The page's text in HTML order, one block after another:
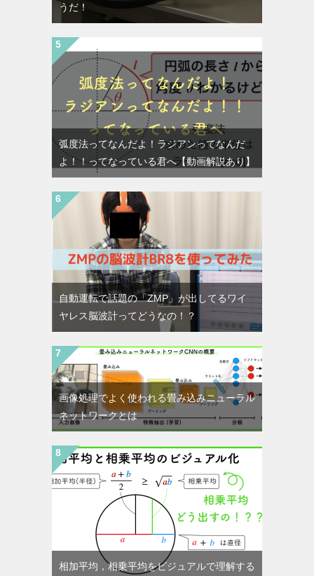
うだ！
弧度法ってなんだよ！ラジアンってなんだ
よ！！ってなっている君へ【動画解説あり】
自動運転で話題の「ZMP」が出してるワイ
ヤレス脳波計ってどうなの！？
画像処理でよく使われる畳み込みニューラル
ネットワークとは
相加平均，相乗平均をビジュアルで理解する